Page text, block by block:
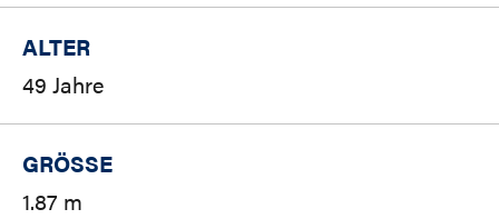
ALTER
49 Jahre
GRÖSSE
1.87 m